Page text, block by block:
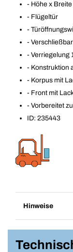
- Höhe x
- Flügeltür
-
-
- Verriegelung
- Konstruktion
- Korpus mit
- Front mit
- Vorbereitet
ID: 235443
Hinweise